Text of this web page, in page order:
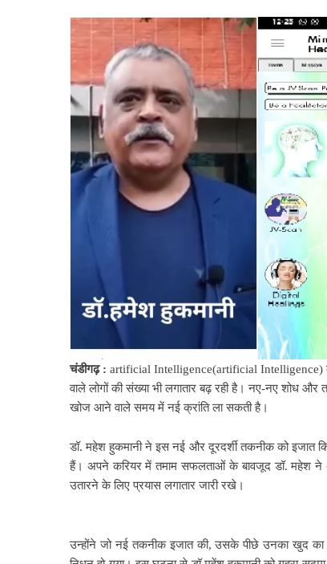
चंडीगढ़ : artificial Intelligence(artificial Intelligence)
वाले लोगों की संख्या भी लगातार बढ़ रही है। नए-नए शोध
खोज आने वाले समय में नई क्रांति ला सकती है।
डॉ. महेश हुकमानी ने इस नई और दूरदर्शी तकनीक को इजात
हैं। अपने करियर में तमाम सफलताओं के बावजूद डॉ. महेश ने
उतारने के लिए प्रयास लगातार जारी रखे।
उन्होंने जो नई तकनीक इजात की, उसके पीछे उनका खुद